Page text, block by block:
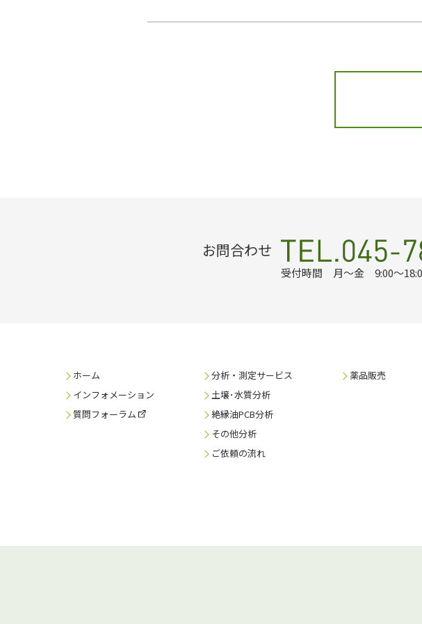
お問合わせ
受付時間 月～金 9:00～
ホーム
インフォメーション
質問フォーラム
分析・測定サービス
土壌･水質分析
絶縁油PCB分析
その他分析
ご依頼の流れ
薬品販売